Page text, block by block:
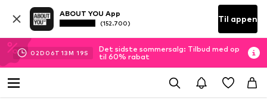
ABOUT YOU App
(152.700) Til appen
02D 06T 13M 17S
Det sidste sommersalg: Tilbud med op
til 60% rabat